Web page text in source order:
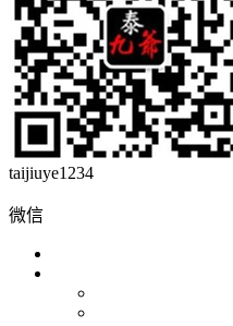
taijiuye1234
微信